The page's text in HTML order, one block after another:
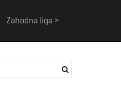
Zahodna liga >